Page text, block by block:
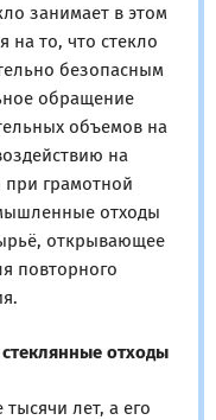
занимает в этом
на то, что стекло
безопасным
обращение
объемов на
на
грамотной
отходы
открывающее
повторного
отходы
тысячи лет, а его